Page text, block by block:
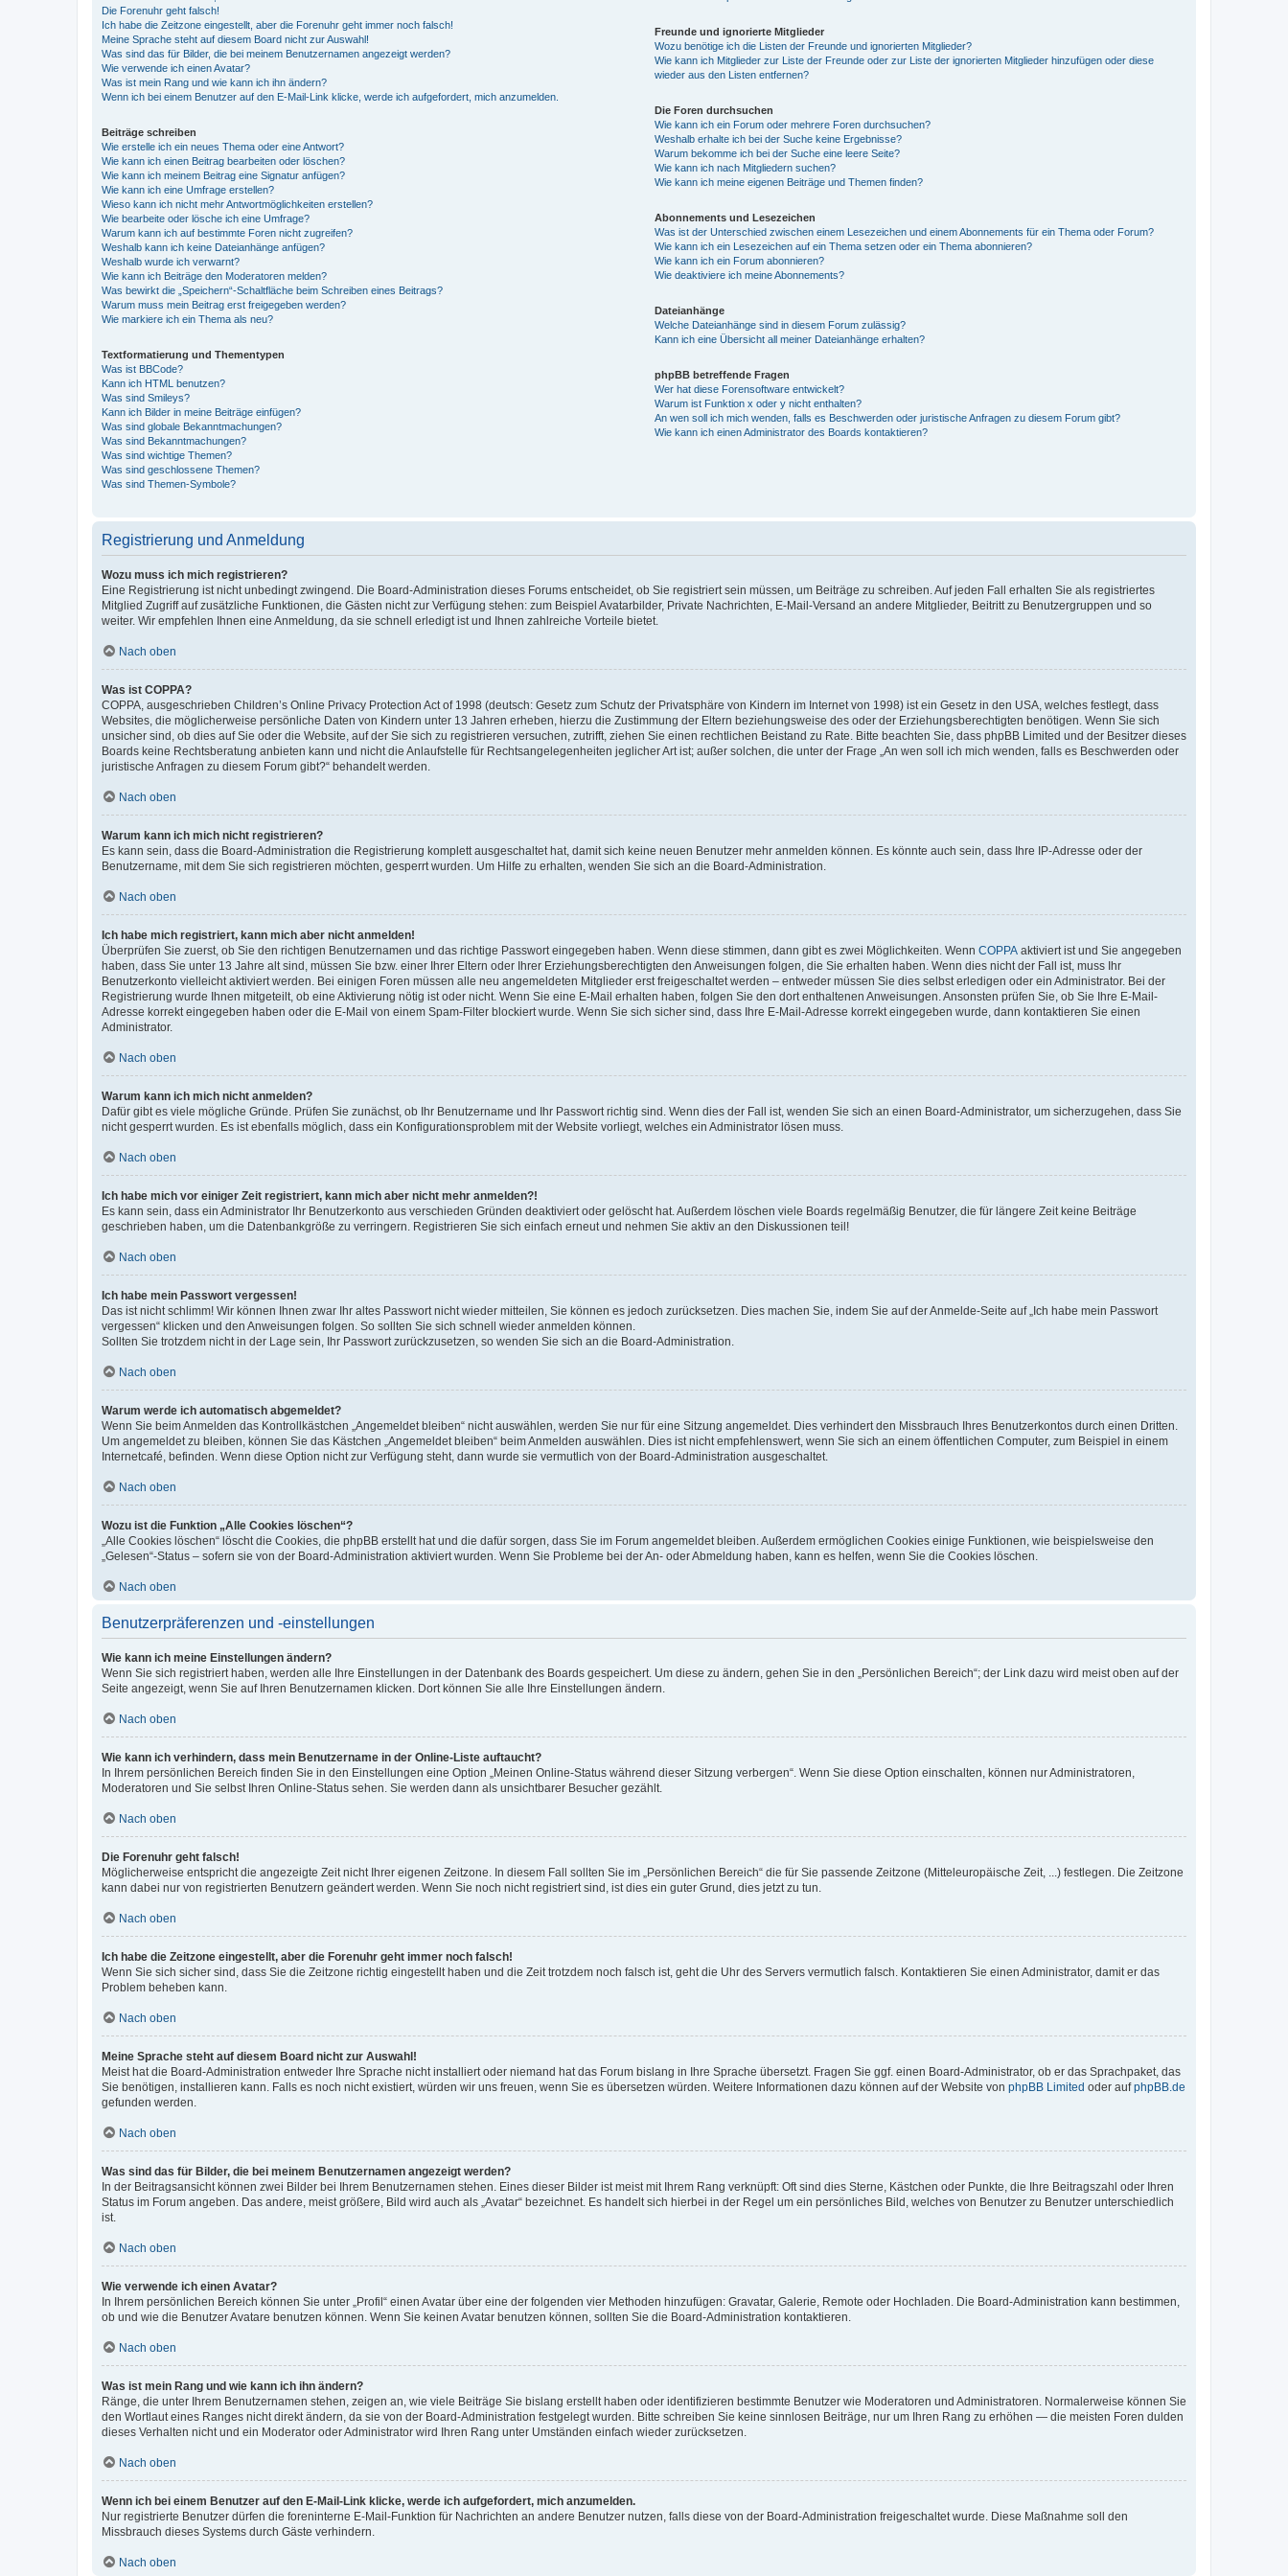
Die Forenuhr geht falsch!
Ich habe die Zeitzone eingestellt, aber die Forenuhr geht immer noch falsch!
Meine Sprache steht auf diesem Board nicht zur Auswahl!
Was sind das für Bilder, die bei meinem Benutzernamen angezeigt werden?
Wie verwende ich einen Avatar?
Was ist mein Rang und wie kann ich ihn ändern?
Wenn ich bei einem Benutzer auf den E-Mail-Link klicke, werde ich aufgefordert, mich anzumelden.
Beiträge schreiben
Wie erstelle ich ein neues Thema oder eine Antwort?
Wie kann ich einen Beitrag bearbeiten oder löschen?
Wie kann ich meinem Beitrag eine Signatur anfügen?
Wie kann ich eine Umfrage erstellen?
Wieso kann ich nicht mehr Antwortmöglichkeiten erstellen?
Wie bearbeite oder lösche ich eine Umfrage?
Warum kann ich auf bestimmte Foren nicht zugreifen?
Weshalb kann ich keine Dateianhänge anfügen?
Weshalb wurde ich verwarnt?
Wie kann ich Beiträge den Moderatoren melden?
Was bewirkt die „Speichern“-Schaltfläche beim Schreiben eines Beitrags?
Warum muss mein Beitrag erst freigegeben werden?
Wie markiere ich ein Thema als neu?
Textformatierung und Thementypen
Was ist BBCode?
Kann ich HTML benutzen?
Was sind Smileys?
Kann ich Bilder in meine Beiträge einfügen?
Was sind globale Bekanntmachungen?
Was sind Bekanntmachungen?
Was sind wichtige Themen?
Was sind geschlossene Themen?
Was sind Themen-Symbole?
Freunde und ignorierte Mitglieder
Wozu benötige ich die Listen der Freunde und ignorierten Mitglieder?
Wie kann ich Mitglieder zur Liste der Freunde oder zur Liste der ignorierten Mitglieder hinzufügen oder diese
wieder aus den Listen entfernen?
Die Foren durchsuchen
Wie kann ich ein Forum oder mehrere Foren durchsuchen?
Weshalb erhalte ich bei der Suche keine Ergebnisse?
Warum bekomme ich bei der Suche eine leere Seite?
Wie kann ich nach Mitgliedern suchen?
Wie kann ich meine eigenen Beiträge und Themen finden?
Abonnements und Lesezeichen
Was ist der Unterschied zwischen einem Lesezeichen und einem Abonnements für ein Thema oder Forum?
Wie kann ich ein Lesezeichen auf ein Thema setzen oder ein Thema abonnieren?
Wie kann ich ein Forum abonnieren?
Wie deaktiviere ich meine Abonnements?
Dateianhänge
Welche Dateianhänge sind in diesem Forum zulässig?
Kann ich eine Übersicht all meiner Dateianhänge erhalten?
phpBB betreffende Fragen
Wer hat diese Forensoftware entwickelt?
Warum ist Funktion x oder y nicht enthalten?
An wen soll ich mich wenden, falls es Beschwerden oder juristische Anfragen zu diesem Forum gibt?
Wie kann ich einen Administrator des Boards kontaktieren?
Registrierung und Anmeldung
Wozu muss ich mich registrieren?
Eine Registrierung ist nicht unbedingt zwingend. Die Board-Administration dieses Forums entscheidet, ob Sie registriert sein müssen, um Beiträge zu schreiben. Auf jeden Fall erhalten Sie als registriertes
Mitglied Zugriff auf zusätzliche Funktionen, die Gästen nicht zur Verfügung stehen: zum Beispiel Avatarbilder, Private Nachrichten, E-Mail-Versand an andere Mitglieder, Beitritt zu Benutzergruppen und so
weiter. Wir empfehlen Ihnen eine Anmeldung, da sie schnell erledigt ist und Ihnen zahlreiche Vorteile bietet.
Nach oben
Was ist COPPA?
COPPA, ausgeschrieben Children’s Online Privacy Protection Act of 1998 (deutsch: Gesetz zum Schutz der Privatsphäre von Kindern im Internet von 1998) ist ein Gesetz in den USA, welches festlegt, dass
Websites, die möglicherweise persönliche Daten von Kindern unter 13 Jahren erheben, hierzu die Zustimmung der Eltern beziehungsweise des oder der Erziehungsberechtigten benötigen. Wenn Sie sich
unsicher sind, ob dies auf Sie oder die Website, auf der Sie sich zu registrieren versuchen, zutrifft, ziehen Sie einen rechtlichen Beistand zu Rate. Bitte beachten Sie, dass phpBB Limited und der Besitzer dieses
Boards keine Rechtsberatung anbieten kann und nicht die Anlaufstelle für Rechtsangelegenheiten jeglicher Art ist; außer solchen, die unter der Frage „An wen soll ich mich wenden, falls es Beschwerden oder
juristische Anfragen zu diesem Forum gibt?“ behandelt werden.
Nach oben
Warum kann ich mich nicht registrieren?
Es kann sein, dass die Board-Administration die Registrierung komplett ausgeschaltet hat, damit sich keine neuen Benutzer mehr anmelden können. Es könnte auch sein, dass Ihre IP-Adresse oder der
Benutzername, mit dem Sie sich registrieren möchten, gesperrt wurden. Um Hilfe zu erhalten, wenden Sie sich an die Board-Administration.
Nach oben
Ich habe mich registriert, kann mich aber nicht anmelden!
Überprüfen Sie zuerst, ob Sie den richtigen Benutzernamen und das richtige Passwort eingegeben haben. Wenn diese stimmen, dann gibt es zwei Möglichkeiten. Wenn COPPA aktiviert ist und Sie angegeben
haben, dass Sie unter 13 Jahre alt sind, müssen Sie bzw. einer Ihrer Eltern oder Ihrer Erziehungsberechtigten den Anweisungen folgen, die Sie erhalten haben. Wenn dies nicht der Fall ist, muss Ihr
Benutzerkonto vielleicht aktiviert werden. Bei einigen Foren müssen alle neu angemeldeten Mitglieder erst freigeschaltet werden – entweder müssen Sie dies selbst erledigen oder ein Administrator. Bei der
Registrierung wurde Ihnen mitgeteilt, ob eine Aktivierung nötig ist oder nicht. Wenn Sie eine E-Mail erhalten haben, folgen Sie den dort enthaltenen Anweisungen. Ansonsten prüfen Sie, ob Sie Ihre E-Mail-
Adresse korrekt eingegeben haben oder die E-Mail von einem Spam-Filter blockiert wurde. Wenn Sie sich sicher sind, dass Ihre E-Mail-Adresse korrekt eingegeben wurde, dann kontaktieren Sie einen
Administrator.
Nach oben
Warum kann ich mich nicht anmelden?
Dafür gibt es viele mögliche Gründe. Prüfen Sie zunächst, ob Ihr Benutzername und Ihr Passwort richtig sind. Wenn dies der Fall ist, wenden Sie sich an einen Board-Administrator, um sicherzugehen, dass Sie
nicht gesperrt wurden. Es ist ebenfalls möglich, dass ein Konfigurationsproblem mit der Website vorliegt, welches ein Administrator lösen muss.
Nach oben
Ich habe mich vor einiger Zeit registriert, kann mich aber nicht mehr anmelden?!
Es kann sein, dass ein Administrator Ihr Benutzerkonto aus verschieden Gründen deaktiviert oder gelöscht hat. Außerdem löschen viele Boards regelmäßig Benutzer, die für längere Zeit keine Beiträge
geschrieben haben, um die Datenbankgröße zu verringern. Registrieren Sie sich einfach erneut und nehmen Sie aktiv an den Diskussionen teil!
Nach oben
Ich habe mein Passwort vergessen!
Das ist nicht schlimm! Wir können Ihnen zwar Ihr altes Passwort nicht wieder mitteilen, Sie können es jedoch zurücksetzen. Dies machen Sie, indem Sie auf der Anmelde-Seite auf „Ich habe mein Passwort
vergessen“ klicken und den Anweisungen folgen. So sollten Sie sich schnell wieder anmelden können.
Sollten Sie trotzdem nicht in der Lage sein, Ihr Passwort zurückzusetzen, so wenden Sie sich an die Board-Administration.
Nach oben
Warum werde ich automatisch abgemeldet?
Wenn Sie beim Anmelden das Kontrollkästchen „Angemeldet bleiben“ nicht auswählen, werden Sie nur für eine Sitzung angemeldet. Dies verhindert den Missbrauch Ihres Benutzerkontos durch einen Dritten.
Um angemeldet zu bleiben, können Sie das Kästchen „Angemeldet bleiben“ beim Anmelden auswählen. Dies ist nicht empfehlenswert, wenn Sie sich an einem öffentlichen Computer, zum Beispiel in einem
Internetcafé, befinden. Wenn diese Option nicht zur Verfügung steht, dann wurde sie vermutlich von der Board-Administration ausgeschaltet.
Nach oben
Wozu ist die Funktion „Alle Cookies löschen“?
„Alle Cookies löschen“ löscht die Cookies, die phpBB erstellt hat und die dafür sorgen, dass Sie im Forum angemeldet bleiben. Außerdem ermöglichen Cookies einige Funktionen, wie beispielsweise den
„Gelesen“-Status – sofern sie von der Board-Administration aktiviert wurden. Wenn Sie Probleme bei der An- oder Abmeldung haben, kann es helfen, wenn Sie die Cookies löschen.
Nach oben
Benutzerpräferenzen und -einstellungen
Wie kann ich meine Einstellungen ändern?
Wenn Sie sich registriert haben, werden alle Ihre Einstellungen in der Datenbank des Boards gespeichert. Um diese zu ändern, gehen Sie in den „Persönlichen Bereich“; der Link dazu wird meist oben auf der
Seite angezeigt, wenn Sie auf Ihren Benutzernamen klicken. Dort können Sie alle Ihre Einstellungen ändern.
Nach oben
Wie kann ich verhindern, dass mein Benutzername in der Online-Liste auftaucht?
In Ihrem persönlichen Bereich finden Sie in den Einstellungen eine Option „Meinen Online-Status während dieser Sitzung verbergen“. Wenn Sie diese Option einschalten, können nur Administratoren,
Moderatoren und Sie selbst Ihren Online-Status sehen. Sie werden dann als unsichtbarer Besucher gezählt.
Nach oben
Die Forenuhr geht falsch!
Möglicherweise entspricht die angezeigte Zeit nicht Ihrer eigenen Zeitzone. In diesem Fall sollten Sie im „Persönlichen Bereich“ die für Sie passende Zeitzone (Mitteleuropäische Zeit, ...) festlegen. Die Zeitzone
kann dabei nur von registrierten Benutzern geändert werden. Wenn Sie noch nicht registriert sind, ist dies ein guter Grund, dies jetzt zu tun.
Nach oben
Ich habe die Zeitzone eingestellt, aber die Forenuhr geht immer noch falsch!
Wenn Sie sich sicher sind, dass Sie die Zeitzone richtig eingestellt haben und die Zeit trotzdem noch falsch ist, geht die Uhr des Servers vermutlich falsch. Kontaktieren Sie einen Administrator, damit er das
Problem beheben kann.
Nach oben
Meine Sprache steht auf diesem Board nicht zur Auswahl!
Meist hat die Board-Administration entweder Ihre Sprache nicht installiert oder niemand hat das Forum bislang in Ihre Sprache übersetzt. Fragen Sie ggf. einen Board-Administrator, ob er das Sprachpaket, das
Sie benötigen, installieren kann. Falls es noch nicht existiert, würden wir uns freuen, wenn Sie es übersetzen würden. Weitere Informationen dazu können auf der Website von phpBB Limited oder aufphpBB.de
gefunden werden.
Nach oben
Was sind das für Bilder, die bei meinem Benutzernamen angezeigt werden?
In der Beitragsansicht können zwei Bilder bei Ihrem Benutzernamen stehen. Eines dieser Bilder ist meist mit Ihrem Rang verknüpft: Oft sind dies Sterne, Kästchen oder Punkte, die Ihre Beitragszahl oder Ihren
Status im Forum angeben. Das andere, meist größere, Bild wird auch als „Avatar“ bezeichnet. Es handelt sich hierbei in der Regel um ein persönliches Bild, welches von Benutzer zu Benutzer unterschiedlich
ist.
Nach oben
Wie verwende ich einen Avatar?
In Ihrem persönlichen Bereich können Sie unter „Profil“ einen Avatar über eine der folgenden vier Methoden hinzufügen: Gravatar, Galerie, Remote oder Hochladen. Die Board-Administration kann bestimmen,
ob und wie die Benutzer Avatare benutzen können. Wenn Sie keinen Avatar benutzen können, sollten Sie die Board-Administration kontaktieren.
Nach oben
Was ist mein Rang und wie kann ich ihn ändern?
Ränge, die unter Ihrem Benutzernamen stehen, zeigen an, wie viele Beiträge Sie bislang erstellt haben oder identifizieren bestimmte Benutzer wie Moderatoren und Administratoren. Normalerweise können Sie
den Wortlaut eines Ranges nicht direkt ändern, da sie von der Board-Administration festgelegt wurden. Bitte schreiben Sie keine sinnlosen Beiträge, nur um Ihren Rang zu erhöhen — die meisten Foren dulden
dieses Verhalten nicht und ein Moderator oder Administrator wird Ihren Rang unter Umständen einfach wieder zurücksetzen.
Nach oben
Wenn ich bei einem Benutzer auf den E-Mail-Link klicke, werde ich aufgefordert, mich anzumelden.
Nur registrierte Benutzer dürfen die foreninterne E-Mail-Funktion für Nachrichten an andere Benutzer nutzen, falls diese von der Board-Administration freigeschaltet wurde. Diese Maßnahme soll den
Missbrauch dieses Systems durch Gäste verhindern.
Nach oben